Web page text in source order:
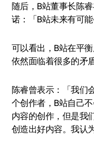
随后，B站董事长陈
诺：「B站未来有可
可以看出，B站在平
依然面临着很多的矛
陈睿曾表示：「我们
个创作者，B站自己
内容的创作，但是我
创造出好内容。我认